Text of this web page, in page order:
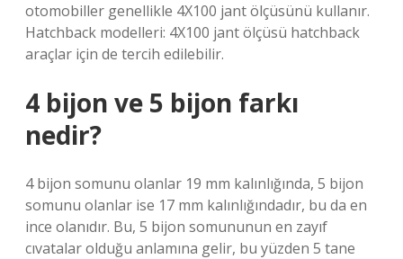
otomobiller genellikle 4X100 jant ölçüsünü kullanır.
Hatchback modelleri: 4X100 jant ölçüsü hatchback
araçlar için de tercih edilebilir.
4 bijon ve 5 bijon farkı
nedir?
4 bijon somunu olanlar 19 mm kalınlığında, 5 bijon
somunu olanlar ise 17 mm kalınlığındadır, bu da en
ince olanıdır. Bu, 5 bijon somununun en zayıf
cıvatalar olduğu anlamına gelir, bu yüzden 5 tane